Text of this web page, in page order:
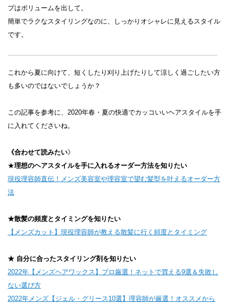
プはボリュームを出して。
簡単でラクなスタイリングなのに、しっかりオシャレに見えるスタイル
です。
これから夏に向けて、短くしたり刈り上げたりして涼しく過ごしたい方
も多いのではないでしょうか？
この記事を参考に、2020年春・夏の快適でカッコいいヘアスタイルを手
に入れてくださいね。
《合わせて読みたい》
★理想のヘアスタイルを手に入れるオーダー方法を知りたい
現役理容師直伝！メンズ美容室や理容室で望む髪型を叶えるオーダー方
法
★散髪の頻度とタイミングを知りたい
【メンズカット】現役理容師が教える散髪に行く頻度とタイミング
★ 自分に合ったスタイリング剤を知りたい
2022年【メンズヘアワックス】プロ厳選！ネットで買える9選＆失敗し
ない選び方
2022年メンズ【ジェル・グリース10選】理容師が厳選！オススメから